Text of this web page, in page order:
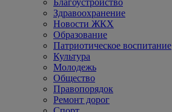
Благоустройство
Здравоохранение
Новости ЖКХ
Образование
Патриотическое воспитание
Культура
Молодежь
Общество
Правопорядок
Ремонт дорог